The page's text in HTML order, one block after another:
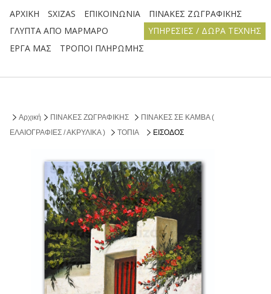
ΑΡΧΙΚΗ SXIZAS ΕΠΙΚΟΙΝΩΝΙΑ
ΠΙΝΑΚΕΣ ΖΩΓΡΑΦΙΚΗΣ
ΓΛΥΠΤΑ ΑΠΟ ΜΑΡΜΑΡΟ
ΥΠΗΡΕΣΙΕΣ / ΔΩΡΑ ΤΕΧΝΗΣ
ΕΡΓΑ ΜΑΣ
ΤΡΟΠΟΙ ΠΛΗΡΩΜΗΣ
Αρχική ΠΙΝΑΚΕΣ ΖΩΓΡΑΦΙΚΗΣ
ΠΙΝΑΚΕΣ ΣΕ ΚΑΜΒΑ (
ΕΛΑΙΟΓΡΑΦΙΕΣ / ΑΚΡΥΛΙΚΑ )
ΤΟΠΙΑ ΕΙΣΟΔΟΣ